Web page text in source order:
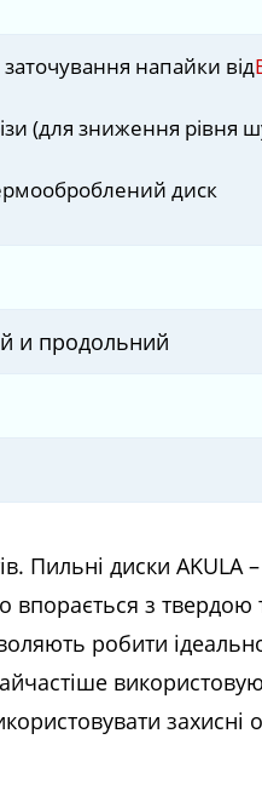
напайки від
(для зниження рівня
диск
и продольний
Пильні диски AKULA
впорається з
робити
захисні